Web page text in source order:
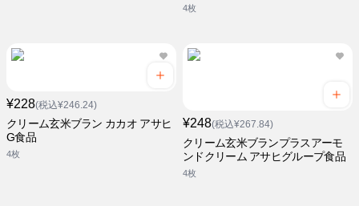
4枚
¥228(税込¥246.24)
クリーム玄米ブラン カカオ アサヒ
G食品
4枚
¥248(税込¥267.84)
クリーム玄米ブランプラスアーモ
ンドクリーム アサヒグループ食品
4枚